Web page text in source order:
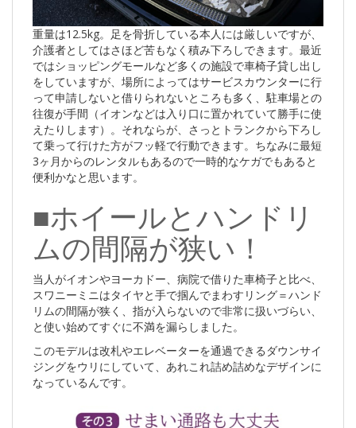
重量は12.5kg。足を骨折している本人には厳しいですが、
介護者としてはさほど苦もなく積み下ろしできます。最近
ではショッピングモールなど多くの施設で車椅子貸し出し
をしていますが、場所によってはサービスカウンターに行
って申請しないと借りられないところも多く、駐車場との
往復が手間（イオンなどは入り口に置かれていて勝手に使
えたりします）。それならが、さっとトランクから下ろし
て乗って行けた方がフッ軽で行動できます。ちなみに最短
3ヶ月からのレンタルもあるので一時的なケガでもあると
便利かなと思います。
■ホイールとハンドリ
ムの間隔が狭い！
当人がイオンやヨーカドー、病院で借りた車椅子と比べ、
スワニーミニはタイヤと手で掴んでまわすリング＝ハンド
リムの間隔が狭く、指が入らないので非常に扱いづらい、
と使い始めてすぐに不満を漏らしました。
このモデルは改札やエレベーターを通過できるダウンサイ
ジングをウリにしていて、あれこれ詰め詰めなデザインに
なっているんです。